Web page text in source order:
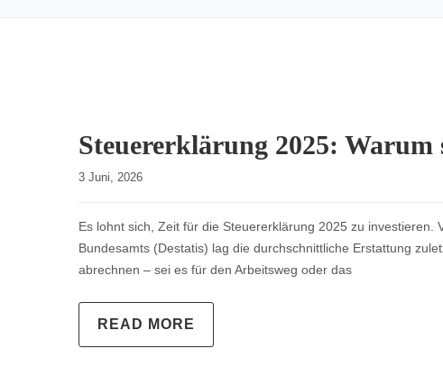
Steuererklärung 2025:
3 Juni, 2026
Es lohnt sich, Zeit für die Steuererklärung 2025 zu
Bundesamts (Destatis) lag die durchschnittliche Erstattung
abrechnen – sei es für den Arbeitsweg oder das
READ MORE